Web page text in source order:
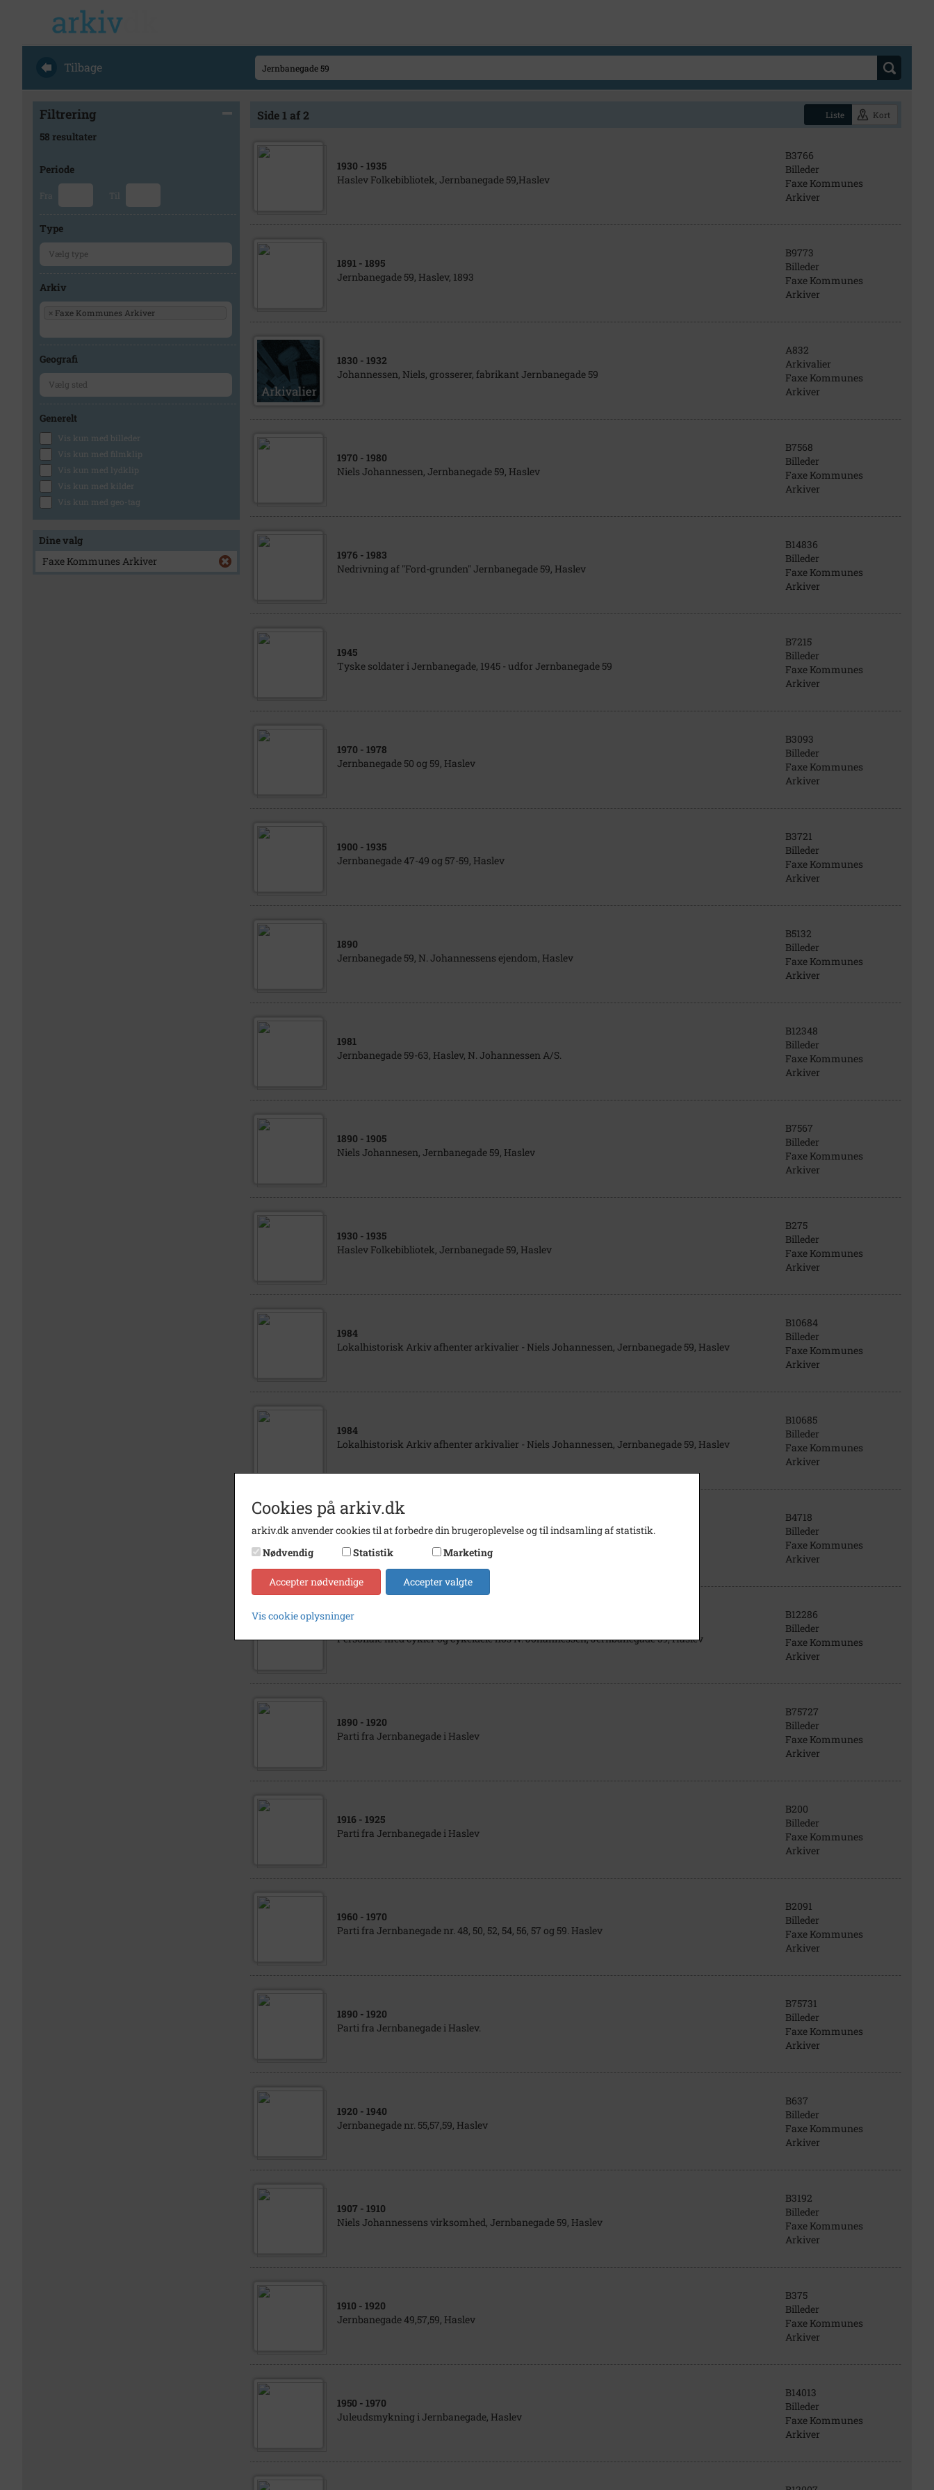
Tilbage
Filtrering
58 resultater
Periode
Fra Til
Type
Arkiv
× Faxe Kommunes Arkiver
Geografi
Generelt
Vis kun med billeder
Vis kun med filmklip
Vis kun med lydklip
Vis kun med kilder
Vis kun med geo-tag
Dine valg
Faxe Kommunes Arkiver
Side 1 af 2 Liste Kort
1930 - 1935
Haslev Folkebibliotek, Jernbanegade 59,Haslev
B3766
Billeder
Faxe Kommunes
Arkiver
1891 - 1895
Jernbanegade 59, Haslev, 1893
B9773
Billeder
Faxe Kommunes
Arkiver
1830 - 1932
Johannessen, Niels, grosserer, fabrikant Jernbanegade 59
A832
Arkivalier
Faxe Kommunes
Arkiver
1970 - 1980
Niels Johannessen, Jernbanegade 59, Haslev
B7568
Billeder
Faxe Kommunes
Arkiver
1976 - 1983
Nedrivning af "Ford-grunden" Jernbanegade 59, Haslev
B14836
Billeder
Faxe Kommunes
Arkiver
1945
Tyske soldater i Jernbanegade, 1945 - udfor Jernbanegade 59
B7215
Billeder
Faxe Kommunes
Arkiver
1970 - 1978
Jernbanegade 50 og 59, Haslev
B3093
Billeder
Faxe Kommunes
Arkiver
1900 - 1935
Jernbanegade 47-49 og 57-59, Haslev
B3721
Billeder
Faxe Kommunes
Arkiver
1890
Jernbanegade 59, N. Johannessens ejendom, Haslev
B5132
Billeder
Faxe Kommunes
Arkiver
1981
Jernbanegade 59-63, Haslev, N. Johannessen A/S.
B12348
Billeder
Faxe Kommunes
Arkiver
1890 - 1905
Niels Johannesen, Jernbanegade 59, Haslev
B7567
Billeder
Faxe Kommunes
Arkiver
1930 - 1935
Haslev Folkebibliotek, Jernbanegade 59, Haslev
B275
Billeder
Faxe Kommunes
Arkiver
1984
Lokalhistorisk Arkiv afhenter arkivalier - Niels Johannessen, Jernbanegade 59, Haslev
B10684
Billeder
Faxe Kommunes
Arkiver
1984
Lokalhistorisk Arkiv afhenter arkivalier - Niels Johannessen, Jernbanegade 59, Haslev
B10685
Billeder
Faxe Kommunes
Arkiver
1950- 1970
B4718
Billeder
Faxe Kommunes
Arkiver
1890
Personale med cykler og cykeldele hos N. Johannessen, Jernbanegade 59, Haslev
B12286
Billeder
Faxe Kommunes
Arkiver
1890 - 1920
Parti fra Jernbanegade i Haslev
B75727
Billeder
Faxe Kommunes
Arkiver
1916 - 1925
Parti fra Jernbanegade i Haslev
B200
Billeder
Faxe Kommunes
Arkiver
1960 - 1970
Parti fra Jernbanegade nr. 48, 50, 52, 54, 56, 57 og 59. Haslev
B2091
Billeder
Faxe Kommunes
Arkiver
1890 - 1920
Parti fra Jernbanegade i Haslev.
B75731
Billeder
Faxe Kommunes
Arkiver
1920 - 1940
Jernbanegade nr. 55,57,59, Haslev
B637
Billeder
Faxe Kommunes
Arkiver
1907 - 1910
Niels Johannessens virksomhed, Jernbanegade 59, Haslev
B3192
Billeder
Faxe Kommunes
Arkiver
1910 - 1920
Jernbanegade 49,57,59, Haslev
B375
Billeder
Faxe Kommunes
Arkiver
1950 - 1970
Juleudsmykning i Jernbanegade, Haslev
B14013
Billeder
Faxe Kommunes
Arkiver
Cookies på arkiv.dk
arkiv.dk anvender cookies til at forbedre din brugeroplevelse og til indsamling af statistik.
Nødvendig
Statistik Marketing
Accepter nødvendige Accepter valgte
Vis cookie oplysninger